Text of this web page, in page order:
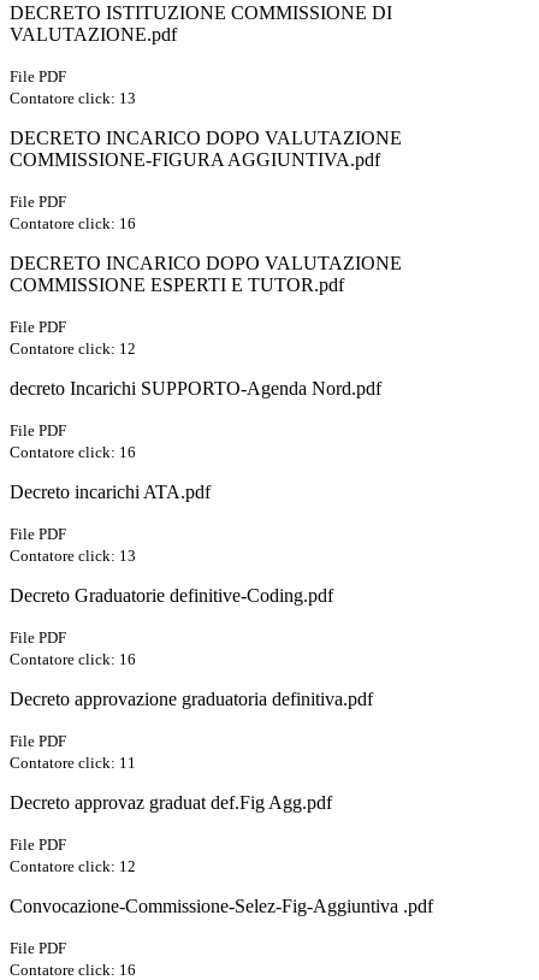
DECRETO ISTITUZIONE COMMISSIONE DI
VALUTAZIONE.pdf
File PDF
Contatore click: 13
DECRETO INCARICO DOPO VALUTAZIONE
COMMISSIONE-FIGURA AGGIUNTIVA.pdf
File PDF
Contatore click: 16
DECRETO INCARICO DOPO VALUTAZIONE
COMMISSIONE ESPERTI E TUTOR.pdf
File PDF
Contatore click: 12
decreto Incarichi SUPPORTO-Agenda Nord.pdf
File PDF
Contatore click: 16
Decreto incarichi ATA.pdf
File PDF
Contatore click: 13
Decreto Graduatorie definitive-Coding.pdf
File PDF
Contatore click: 16
Decreto approvazione graduatoria definitiva.pdf
File PDF
Contatore click: 11
Decreto approvaz graduat def.Fig Agg.pdf
File PDF
Contatore click: 12
Convocazione-Commissione-Selez-Fig-Aggiuntiva .pdf
File PDF
Contatore click: 16